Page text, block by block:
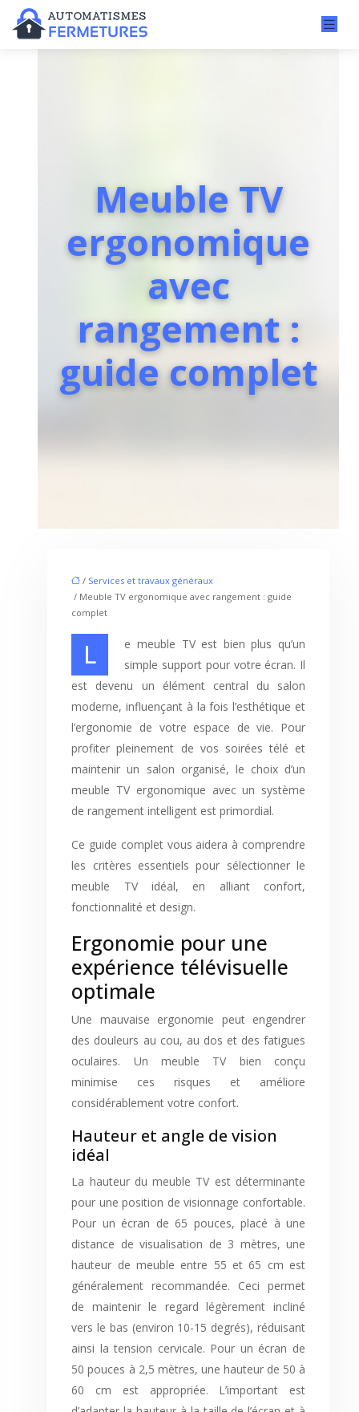
Meuble TV
ergonomique
avec
rangement :
guide complet
/ Services et travaux généraux
/ Meuble TV ergonomique avec rangement : guide
complet
Le meuble TV est bien plus qu’un
simple support pour votre écran. Il
est devenu un élément central du salon
moderne, influençant à la fois l’esthétique et
l’ergonomie de votre espace de vie. Pour
profiter pleinement de vos soirées télé et
maintenir un salon organisé, le choix d’un
meuble TV ergonomique avec un système
de rangement intelligent est primordial.
Ce guide complet vous aidera à comprendre
les critères essentiels pour sélectionner le
meuble TV idéal, en alliant confort,
fonctionnalité et design.
Ergonomie pour une
expérience télévisuelle
optimale
Une mauvaise ergonomie peut engendrer
des douleurs au cou, au dos et des fatigues
oculaires. Un meuble TV bien conçu
minimise ces risques et améliore
considérablement votre confort.
Hauteur et angle de vision
idéal
La hauteur du meuble TV est déterminante
pour une position de visionnage confortable.
Pour un écran de 65 pouces, placé à une
distance de visualisation de 3 mètres, une
hauteur de meuble entre 55 et 65 cm est
généralement recommandée. Ceci permet
de maintenir le regard légèrement incliné
vers le bas (environ 10-15 degrés), réduisant
ainsi la tension cervicale. Pour un écran de
50 pouces à 2,5 mètres, une hauteur de 50 à
60 cm est appropriée. L’important est